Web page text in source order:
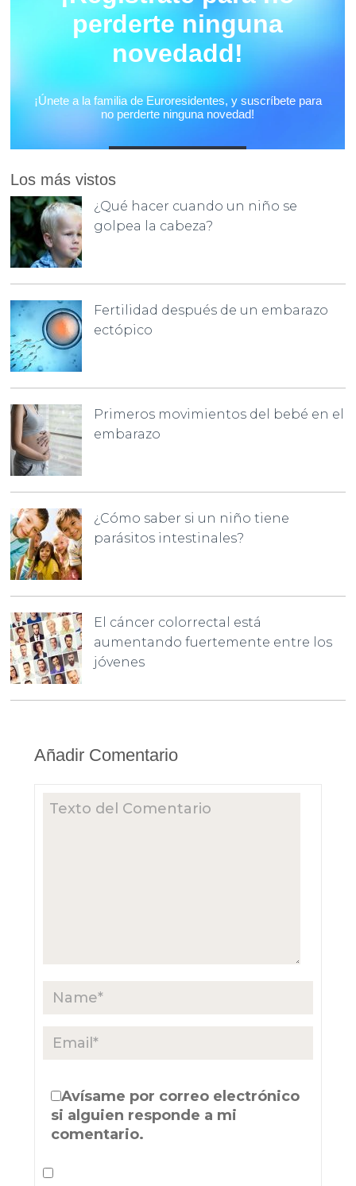
Los más vistos
¿Qué hacer cuando un niño se
golpea la cabeza?
Fertilidad después de un embarazo
ectópico
Primeros movimientos del bebé en el
embarazo
¿Cómo saber si un niño tiene
parásitos intestinales?
El cáncer colorrectal está
aumentando fuertemente entre los
jóvenes
Añadir Comentario
Avísame por correo electrónico
si alguien responde a mi
comentario.